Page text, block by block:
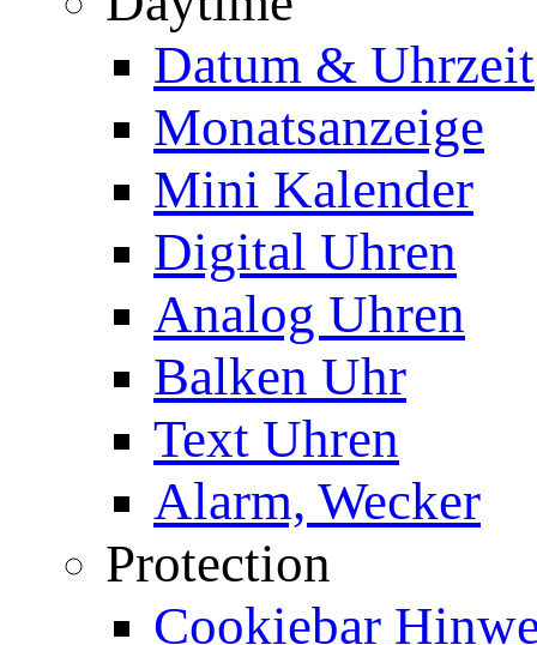
Datum & Uhrzeit
Monatsanzeige
Mini Kalender
Digital Uhren
Analog Uhren
Balken Uhr
Text Uhren
Alarm, Wecker
Protection
Cookiebar